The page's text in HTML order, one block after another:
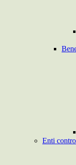
Enti